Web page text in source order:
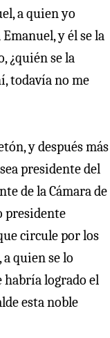
a quien yo
y él se la
¿quién se la
todavía no me
y después más
presidente del
de la Cámara de
presidente
circule por los
quien se lo
habría logrado el
esta noble